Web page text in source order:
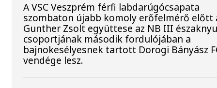
A VSC Veszprém férfi labdarúgócsapata
szombaton újabb komoly erőfelmérő előtt
Gunther Zsolt együttese az NB III
csoportjának második fordulójában a
bajnokesélyesnek tartott Dorogi Bányász
vendége lesz.